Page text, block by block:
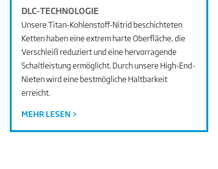
DLC-TECHNOLOGIE
Unsere Titan-Kohlenstoff-Nitrid beschichteten
Ketten haben eine extrem harte Oberfläche, die
Verschleiß reduziert und eine hervorragende
Schaltleistung ermöglicht. Durch unsere High-End-
Nieten wird eine bestmögliche Haltbarkeit
erreicht.
MEHR LESEN >